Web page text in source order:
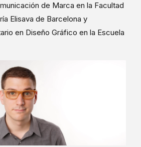
de Marca en la Facultad
Elisava de Barcelona y
en Diseño Gráfico en la Escuela